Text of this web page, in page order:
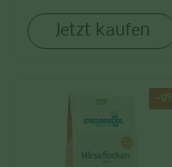
Jetzt kaufen
-